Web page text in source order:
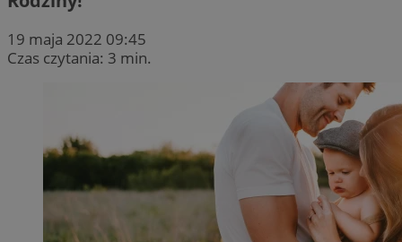
19 maja 2022 09:45
Czas czytania: 3 min.